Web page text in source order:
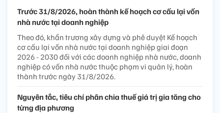
Trước 31/8/2026, hoàn thành kế hoạch cơ cấu lại vốn
nhà nước tại doanh nghiệp
Theo đó, khẩn trương xây dựng và phê duyệt Kế hoạch
cơ cấu lại vốn nhà nước tại doanh nghiệp giai đoạn
2026 - 2030 đối với các doanh nghiệp nhà nước, doanh
nghiệp có vốn nhà nước thuộc phạm vi quản lý, hoàn
thành trước ngày 31/8/2026.
Nguyên tắc, tiêu chí phân chia thuế giá trị gia tăng cho
từng địa phương